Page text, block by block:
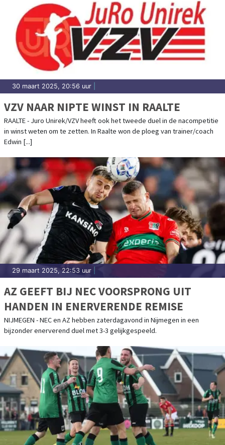
30 maart 2025, 20:56 uur
VZV NAAR NIPTE WINST IN RAALTE
RAALTE - Juro Unirek/VZV heeft ook het tweede duel in de nacompetitie
in winst weten om te zetten. In Raalte won de ploeg van trainer/coach
Edwin [...]
29 maart 2025, 22:53 uur
AZ GEEFT BIJ NEC VOORSPRONG UIT
HANDEN IN ENERVERENDE REMISE
NIJMEGEN - NEC en AZ hebben zaterdagavond in Nijmegen in een
bijzonder enerverend duel met 3-3 gelijkgespeeld.